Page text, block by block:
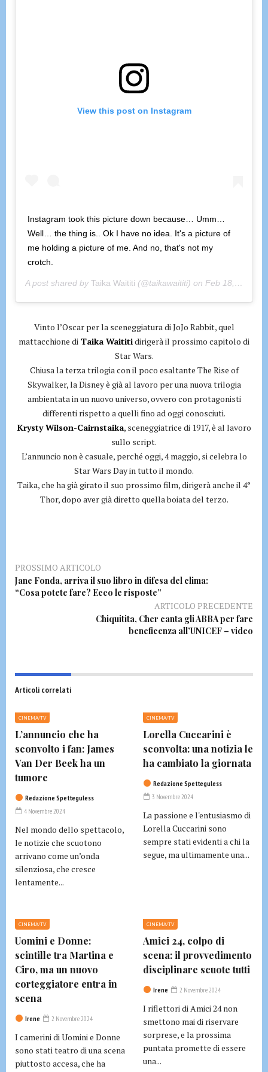
View this post on Instagram
Instagram took this picture down because… Umm…
Well… the thing is.. Ok I have no idea. It's a picture of
me holding a picture of me. And no, that's not my
crotch.
A post shared by Taika Waititi (@taikawaititi) on Feb 18, 2020 at 10:51am PST
Vinto l’Oscar per la sceneggiatura di JoJo Rabbit, quel
mattacchione di Taika Waititidirigerà il prossimo capitolo di
Star Wars.
Chiusa la terza trilogia con il poco esaltante The Rise of
Skywalker, la Disney è già al lavoro per una nuova trilogia
ambientata in un nuovo universo, ovvero con protagonisti
differenti rispetto a quelli fino ad oggi conosciuti.
Krysty Wilson-Cairnstaika, sceneggiatrice di 1917, è al lavoro
sullo script.
L’annuncio non è casuale, perché oggi, 4 maggio, si celebra lo
Star Wars Day in tutto il mondo.
Taika, che ha già girato il suo prossimo film, dirigerà anche il 4°
Thor, dopo aver già diretto quella boiata del terzo.
PROSSIMO ARTICOLO
Jane Fonda, arriva il suo libro in difesa del clima:
“Cosa potete fare? Ecco le risposte”
ARTICOLO PRECEDENTE
Chiquitita, Cher canta gli ABBA per fare
beneficenza all’UNICEF – video
Articoli correlati
CINEMA/TV
L’annuncio che ha
sconvolto i fan: James
Van Der Beek ha un
tumore
Redazione Spetteguless
4 Novembre 2024
Nel mondo dello spettacolo,
le notizie che scuotono
arrivano come un’onda
silenziosa, che cresce
lentamente...
CINEMA/TV
Lorella Cuccarini è
sconvolta: una notizia le
ha cambiato la giornata
Redazione Spetteguless
3 Novembre 2024
La passione e l'entusiasmo di
Lorella Cuccarini sono
sempre stati evidenti a chi la
segue, ma ultimamente una...
CINEMA/TV
Uomini e Donne:
scintille tra Martina e
Ciro, ma un nuovo
corteggiatore entra in
scena
Irene 2 Novembre 2024
I camerini di Uomini e Donne
sono stati teatro di una scena
piuttosto accesa, che ha
CINEMA/TV
Amici 24, colpo di
scena: il provvedimento
disciplinare scuote tutti
Irene 2 Novembre 2024
I riflettori di Amici 24 non
smettono mai di riservare
sorprese, e la prossima
puntata promette di essere
una...